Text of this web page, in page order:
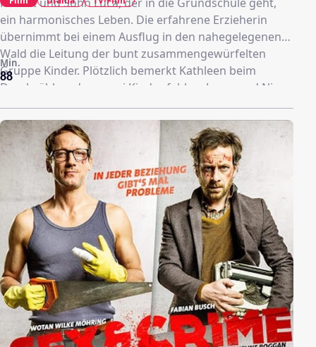
ein harmonisches Leben. Die erfahrene Erzieherin
übernimmt bei einem Ausflug in den nahegelegenen
Wald die Leitung der bunt zusammengewürfelten
Gruppe Kinder. Plötzlich bemerkt Kathleen beim
Durchzählen, dass zwei Kinder fehlen. Jenny und Nico
sind weg! Eine dramatische Suche mit tragischem
Ausgang beginnt. Von einer Minute auf die nächste ist
in Kathleens Leben nichts mehr, wie es war.
88
Min.